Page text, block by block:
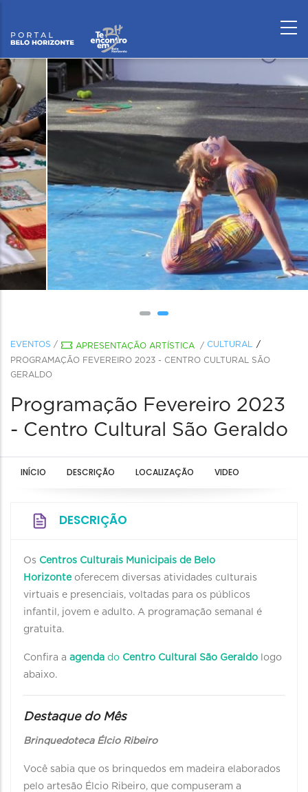
EVENTOS / APRESENTAÇÃO ARTÍSTICA / CULTURAL
PROGRAMAÇÃO FEVEREIRO 2023 - CENTRO CULTURAL SÃO
GERALDO
Programação Fevereiro 2023
- Centro Cultural São Geraldo
INÍCIO DESCRIÇÃO LOCALIZAÇÃO VIDEO
DESCRIÇÃO
Os Centros Culturais Municipais de Belo
Horizonteoferecem diversas atividades culturais
virtuais e presenciais, voltadas para os públicos
infantil, jovem e adulto. A programação semanal é
gratuita.
Confira a agenda do Centro Cultural São Geraldo logo
abaixo.
Destaque do Mês
Brinquedoteca Élcio Ribeiro
Você sabia que os brinquedos em madeira elaborados
pelo artesão Élcio Ribeiro, que compuseram a